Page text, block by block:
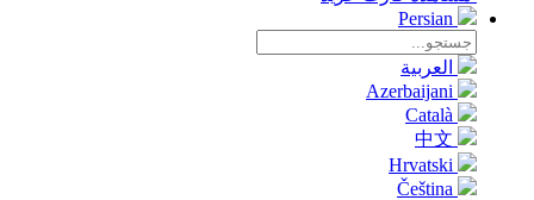
Persian
العربية
Azerbaijani
Català
中文
Hrvatski
Čeština